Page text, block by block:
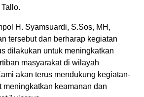
H. Syamsuardi, S.Sos, MH,
tersebut dan berharap kegiatan
dilakukan untuk meningkatkan
masyarakat di wilayah
akan terus mendukung kegiatan-
meningkatkan keamanan dan